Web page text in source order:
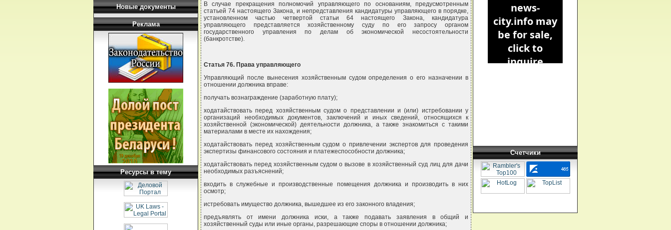
Новые документы
Реклама
Ресурсы в тему
В случае прекращения полномочий управляющего по основаниям, предусмотренным
статьей 74 настоящего Закона, и непредставления кандидатуры управляющего в порядке,
установленном частью четвертой статьи 64 настоящего Закона, кандидатура
управляющего представляется хозяйственному суду по его запросу органом
государственного управления по делам об экономической несостоятельности
(банкротстве).
Статья 76. Права управляющего
Управляющий после вынесения хозяйственным судом определения о его назначении в
отношении должника вправе:
получать вознаграждение (заработную плату);
ходатайствовать перед хозяйственным судом о представлении и (или) истребовании у
организаций необходимых документов, заключений и иных сведений, относящихся к
хозяйственной (экономической) деятельности должника, а также знакомиться с такими
материалами в месте их нахождения;
ходатайствовать перед хозяйственным судом о привлечении экспертов для проведения
экспертизы финансового состояния и платежеспособности должника;
ходатайствовать перед хозяйственным судом о вызове в хозяйственный суд лиц для дачи
необходимых разъяснений;
входить в служебные и производственные помещения должника и производить в них
осмотр;
истребовать имущество должника, вышедшее из его законного владения;
предъявлять от имени должника иски, а также подавать заявления в общий и
хозяйственный суды или иные органы, разрешающие споры в отношении должника;
Счетчики